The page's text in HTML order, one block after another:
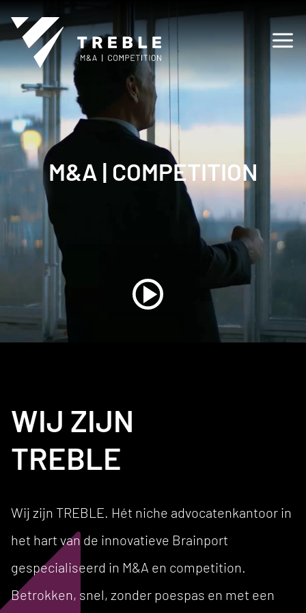
M&A | COMPETITION
WIJ ZIJN
TREBLE
Wij zijn TREBLE. Hét niche advocatenkantoor in
het hart van de innovatieve Brainport
gespecialiseerd in M&A en competition.
Betrokken, snel, zonder poespas en met een